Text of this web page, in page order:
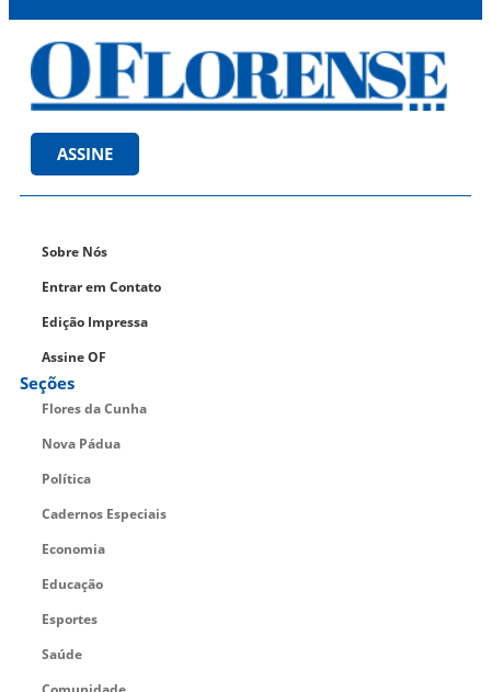
ASSINE
Sobre Nós
Entrar em Contato
Edição Impressa
Assine OF
Seções
Flores da Cunha
Nova Pádua
Política
Cadernos Especiais
Economia
Educação
Esportes
Saúde